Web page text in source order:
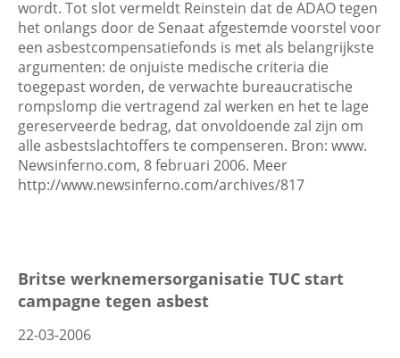
wordt. Tot slot vermeldt Reinstein dat de ADAO tegen
het onlangs door de Senaat afgestemde voorstel voor
een asbestcompensatiefonds is met als belangrijkste
argumenten: de onjuiste medische criteria die
toegepast worden, de verwachte bureaucratische
rompslomp die vertragend zal werken en het te lage
gereserveerde bedrag, dat onvoldoende zal zijn om
alle asbestslachtoffers te compenseren. Bron: www.
Newsinferno.com, 8 februari 2006. Meer
http://www.newsinferno.com/archives/817
Britse werknemersorganisatie TUC start
campagne tegen asbest
22-03-2006